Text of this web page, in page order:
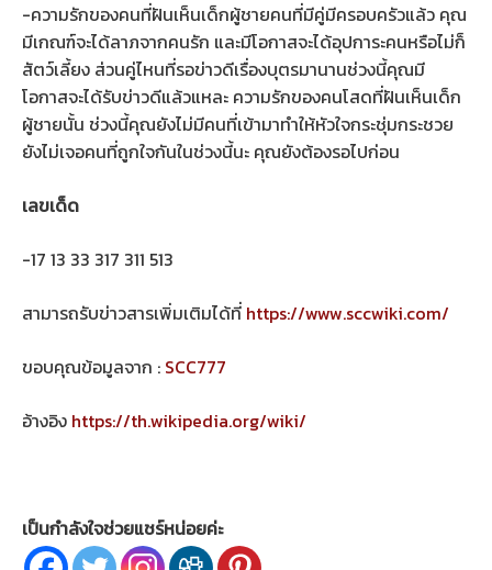
-ความรักของคนที่ฝันเห็นเด็กผู้ชายคนที่มีคู่มีครอบครัวแล้ว คุณ
มีเกณฑ์จะได้ลาภจากคนรัก และมีโอกาสจะได้อุปการะคนหรือไม่ก็
สัตว์เลี้ยง ส่วนคู่ไหนที่รอข่าวดีเรื่องบุตรมานานช่วงนี้คุณมี
โอกาสจะได้รับข่าวดีแล้วแหละ ความรักของคนโสดที่ฝันเห็นเด็ก
ผู้ชายนั้น ช่วงนี้คุณยังไม่มีคนที่เข้ามาทำให้หัวใจกระชุ่มกระชวย
ยังไม่เจอคนที่ถูกใจกันในช่วงนี้นะ คุณยังต้องรอไปก่อน
เลขเด็ด
-17 13 33 317 311 513
สามารถรับข่าวสารเพิ่มเติมได้ที่ https://www.sccwiki.com/
ขอบคุณข้อมูลจาก : SCC777
อ้างอิง https://th.wikipedia.org/wiki/
เป็นกำลังใจช่วยแชร์หน่อยค่ะ